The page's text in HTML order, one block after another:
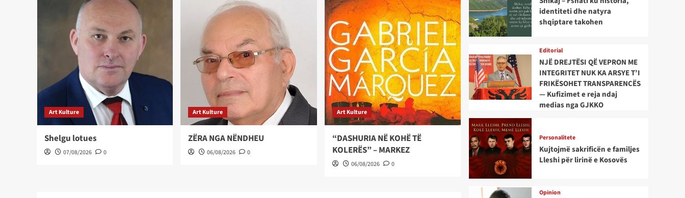
Art Kulture
Shelgu lotues
07/08/2026 0
Art Kulture
ZËRA NGA NËNDHEU
06/08/2026 0
Art Kulture
“DASHURIA NË KOHË TË
KOLERËS” – MARKEZ
06/08/2026 0
identiteti dhe natyra
shqiptare takohen
Editorial
NJË DREJTËSI QË VEPRON ME
INTEGRITET NUK KA ARSYE T’I
FRIKËSOHET TRANSPARENCËS
— Kufizimet e reja ndaj
medias nga GJKKO
Personalitete
Kujtojmë sakrificën e familjes
Lleshi për lirinë e Kosovës
Opinion